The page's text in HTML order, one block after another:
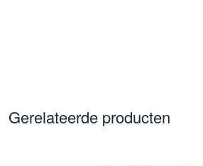
Gerelateerde producten